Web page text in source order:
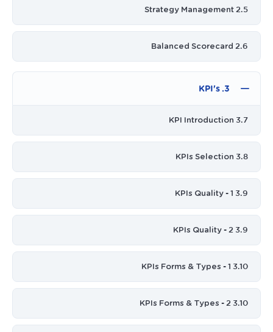
2.5 Strategy Management
2.6 Balanced Scorecard
3. KPI's
3.7 KPI Introduction
3.8 KPIs Selection
3.9 KPIs Quality - 1
3.9 KPIs Quality - 2
3.10 KPIs Forms & Types - 1
3.10 KPIs Forms & Types - 2